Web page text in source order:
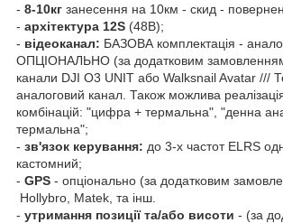
- 8-10кг занесення на 10км - скид -
- архітектура 12S (48В);
- відеоканал: БАЗОВА комплектація -
ОПЦІОНАЛЬНО (за додатковим
канали DJI O3 UNIT або Walksnail Avatar ///
аналоговий канал. Також можлива
комбінацій: "цифра + термальна", "денна
термальна";
- зв'язок керування: до 3-х частот ELRS
кастомний;
- GPS - опціонально (за додатковим
Hollybro, Matek, та інш.
- утримання позиції та/або висоти - (за